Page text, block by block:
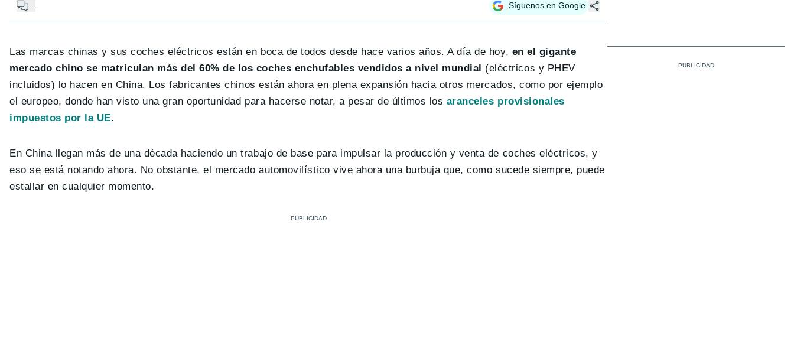
... Síguenos en Google
Las marcas chinas y sus coches eléctricos están en boca de todos desde hace varios años. A día de hoy, en el gigante
mercado chino se matriculan más del 60% de los coches enchufables vendidos a nivel mundial (eléctricos y PHEV
incluidos) lo hacen en China. Los fabricantes chinos están ahora en plena expansión hacia otros mercados, como por ejemplo
el europeo, donde han visto una gran oportunidad para hacerse notar, a pesar de últimos los aranceles provisionales
impuestos por la UE.
En China llegan más de una década haciendo un trabajo de base para impulsar la producción y venta de coches eléctricos, y
eso se está notando ahora. No obstante, el mercado automovilístico vive ahora una burbuja que, como sucede siempre, puede
estallar en cualquier momento.